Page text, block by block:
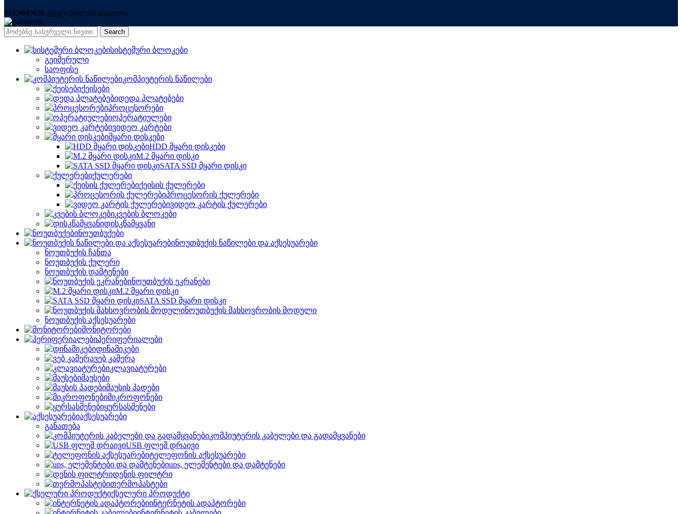
TECHHOUSE ყველა უფლება დაცულია.
Search
სისტემური ბლოკები
გეიმერული
საოფისე
კომპიუტერის ნაწილები
ქეისები
დედა პლატებები
პროცესორები
ოპერატიულები
ვიდეო კარტები
მყარი დისკები
HDD მყარი დისკები
M.2 მყარი დისკი
SATA SSD მყარი დისკი
ქულერები
ქეისის ქულერები
პროცესორის ქულერები
ვიდეო კარტის ქულერები
კვების ბლოკები
დისკწამყვანი
ნოუთბუქები
ნოუთბუქის ნაწილები და აქსესუარები
ნოუთბუქის ჩანთა
ნოუთბუქის ქულერი
ნოუთბუქის დამტენები
ნოუთბუქის ეკრანები
M.2 მყარი დისკი
SATA SSD მყარი დისკი
ნოუთბუქის მახსოვრობის მოდული
ნოუთბუქის აქსესუარები
მონიტორები
პერიფერიალები
დინამიკები
ვებ კამერა
კლავიატურები
მაუსები
მაუსის პადები
მიკროფონები
ყურსასმენები
აქსესუარები
განათება
კომპიუტერის კაბელები და გადამყვანები
USB ფლეშ დრაივი
ტელეფონის აქსესუარები
ups, ელემენტები და დამტენები
დენის ფილტრი
თერმოპასტები
ქსელური პროდუქტი
ინტერნეტის ადაპტორები